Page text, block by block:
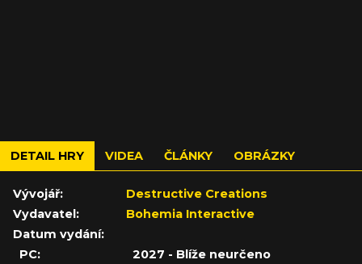
DETAIL HRY VIDEA ČLÁNKY OBRÁZKY
Vývojář:
Destructive Creations
Vydavatel:
Bohemia Interactive
Datum vydání:
PC:
2027 - Blíže neurčeno